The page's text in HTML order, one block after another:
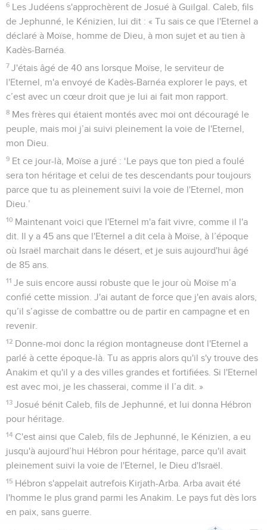
6 Les Judéens s'approchèrent de Josué à Guilgal. Caleb, fils
de Jephunné, le Kénizien, lui dit : « Tu sais ce que l'Eternel a
déclaré à Moïse, homme de Dieu, à mon sujet et au tien à
Kadès-Barnéa.
7 J'étais âgé de 40 ans lorsque Moïse, le serviteur de
l'Eternel, m'a envoyé de Kadès-Barnéa explorer le pays, et
c’est avec un cœur droit que je lui ai fait mon rapport.
8 Mes frères qui étaient montés avec moi ont découragé le
peuple, mais moi j’ai suivi pleinement la voie de l'Eternel,
mon Dieu.
9 Et ce jour-là, Moïse a juré : ‘Le pays que ton pied a foulé
sera ton héritage et celui de tes descendants pour toujours
parce que tu as pleinement suivi la voie de l'Eternel, mon
Dieu.’
10 Maintenant voici que l'Eternel m'a fait vivre, comme il l'a
dit. Il y a 45 ans que l'Eternel a dit cela à Moïse, à l’époque
où Israël marchait dans le désert, et je suis aujourd'hui âgé
de 85 ans.
11 Je suis encore aussi robuste que le jour où Moïse m’a
confié cette mission. J'ai autant de force que j'en avais alors,
qu’il s’agisse de combattre ou de partir en campagne et en
revenir.
12 Donne-moi donc la région montagneuse dont l'Eternel a
parlé à cette époque-là. Tu as appris alors qu'il s'y trouve des
Anakim et qu'il y a des villes grandes et fortifiées. Si l'Eternel
est avec moi, je les chasserai, comme il l’a dit. »
13 Josué bénit Caleb, fils de Jephunné, et lui donna Hébron
pour héritage.
14 C'est ainsi que Caleb, fils de Jephunné, le Kénizien, a eu
jusqu'à aujourd’hui Hébron pour héritage, parce qu'il avait
pleinement suivi la voie de l'Eternel, le Dieu d'Israël.
15 Hébron s'appelait autrefois Kirjath-Arba. Arba avait été
l'homme le plus grand parmi les Anakim. Le pays fut dès lors
en paix, sans guerre.